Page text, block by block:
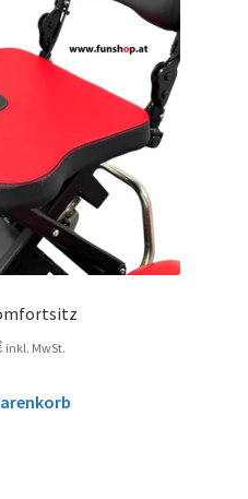
inkl. MwSt.